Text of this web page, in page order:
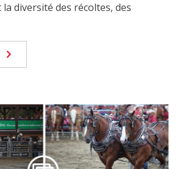
diversité des récoltes, des